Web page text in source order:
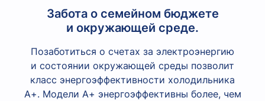
Забота о семейном бюджете
и окружающей среде.
Позаботиться о счетах за электроэнергию
и состоянии окружающей среды позволит
класс энергоэффективности холодильника
А+. Модели А+ энергоэффективны более, чем